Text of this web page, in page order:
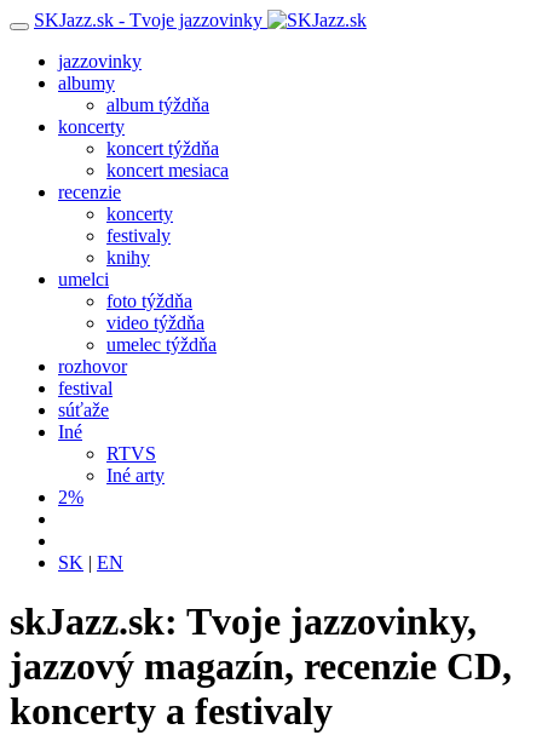
SKJazz.sk - Tvoje jazzovinky
jazzovinky
albumy
album týždňa
koncerty
koncert týždňa
koncert mesiaca
recenzie
koncerty
festivaly
knihy
umelci
foto týždňa
video týždňa
umelec týždňa
rozhovor
festival
súťaže
Iné
RTVS
Iné arty
2%
SK | EN
skJazz.sk: Tvoje jazzovinky,
jazzový magazín, recenzie CD,
koncerty a festivaly